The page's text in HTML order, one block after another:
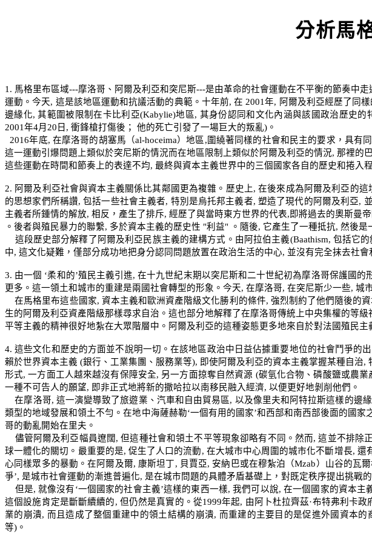
分析馬
1. 馬格里布區域---摩洛哥、阿爾及利亞和突尼斯---是由革命的社會運動在不平衡的節奏中
運動。今天, 這是該地區運動和抗議活動的典範。十年前,在 2001年, 阿爾及利亞經歷了同
邊緣化,其範圍被限制在卡比利亞(Kabylie)地區, 其身份認同和文化內涵與該國政治歷史的
2001年4月 20 日 , 衝鋒槍打傷後； 他的死亡引發了一場巨大的叛亂) 。
2016年底, 在摩洛哥的胡塞馬（al-hoceima）地區 , 圍繞著同樣的社會和民主的要求，具有
這一運動引爆問題上類似於突尼斯的情況而在地區限制上類似於阿爾及利亞的情況, 那裡的
這些運動在時間和節奏上的表達不均, 最終與資本主義世界中的三個國家各自的歷史和捲入
2. 阿爾及利亞社會與資本主義關係比其鄰國更為複雜。歷史上,在後來成為阿爾及利亞的這
的思想家們所稱讚,包括一些社會主義者, 特別是烏托邦主義者, 塑造了現代的阿爾及利亞,
主義者所鍾情的解放,相反，產生了排斥,經歷了與當時東方世界的代表,即將過去的奧斯曼
。後者與殖民暴力的聯繫, 多於資本主義的歷史性 "利益" 。隨後, 它產生了一種抵抗, 然後是
這段歷史部分解釋了阿爾及利亞民族主義的建構方式。由阿拉伯主義(Baathism, 包括它的
中, 這文化疑難，僅部分成功地把身分認同問題放置在政治生活的中心, 並沒有完全抹去社會
3. 由一個 ‘柔和的’殖民主義引進,在十九世紀末期以突尼斯和二十世紀初為摩洛哥保護國的
更多。這一領土和城市的重建是兩國社會轉型的形象。今天, 在摩洛哥, 在突尼斯少一些, 城
在馬格里布這些國家, 資本主義和歐洲資產階級文化勝利的條件, 強烈制約了他們隨後的
生的阿爾及利亞資產階級那樣尋求自治。這也部分地解釋了在摩洛哥傳統上中央集權的等
平等主義的精神很好地紮在大眾階層中。阿爾及利亞的這種姿態更多地來自於對法國殖民主
4.這些文化和歷史的方面並不說明一切。在該地區政治中日益佔據重要地位的社會鬥爭的
賴於世界資本主義 (銀行、工業集團、服務業等), 即使阿爾及利亞的資本主義掌握某種自治,
形式,一方面工人越來越沒有保障安全, 另一方面掠奪自然資源 (碳氫化合物、磷酸鹽或農業
一種不可告人的願望, 即非正式地將新的撒哈拉以南移民融入經濟, 以便更好地剝削他們。
在摩洛哥, 這一演變導致了旅遊業、汽車和自由貿易區, 以及像里夫和阿特拉斯這樣的邊
類型的地域發展和領土不勻。在地中海薩赫勒‘一個有用的國家’和西部和南西部後面的國家
哥的動亂開始在里夫。
儘管阿爾及利亞幅員遼闊,但這種社會和領土不平等現象卻略有不同。然而,這並不排除
球一體化的關切。最重要的是, 促生了人口的流動, 在大城市中心周圍的城市化不斷增長, 還
心同樣眾多的暴動。在阿爾及爾, 康斯坦丁, 貝賈亞, 安納巴或在穆紮泊（Mzab ）山谷的瓦
爭’, 是城市社會運動的漸進普遍化, 是在城市問題的具體矛盾基礎上，對既定秩序提出挑戰
但是, 就像沒有‘一個國家的社會主義’這樣的東西一樣,我們可以說,在一個國家的資本主
這個設施肯定是斷斷續續的, 但仍然是真實的。從1999年起, 由阿卜杜拉齊茲·布特弗利卡
業的崩潰, 而且造成了整個重建中的領土結構的崩潰, 而重建的主要目的是促進外國資本的
等) 。